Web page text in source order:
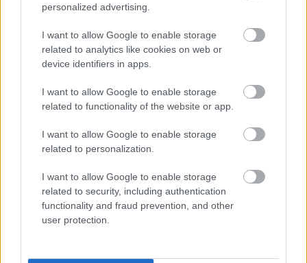
personalized advertising.
I want to allow Google to enable storage
related to analytics like cookies on web or
device identifiers in apps.
I want to allow Google to enable storage
related to functionality of the website or app.
I want to allow Google to enable storage
related to personalization.
I want to allow Google to enable storage
related to security, including authentication
functionality and fraud prevention, and other
user protection.
A bérleti díjon kívül a többi kiadásuk csekély. A házaspár
összesen 3470 dollárt költött a buszra, és további 20 830
dollárt a busz-ház felújítására.